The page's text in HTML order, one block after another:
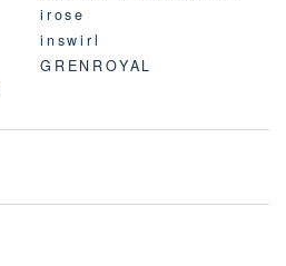
irose
inswirl
GRENROYAL